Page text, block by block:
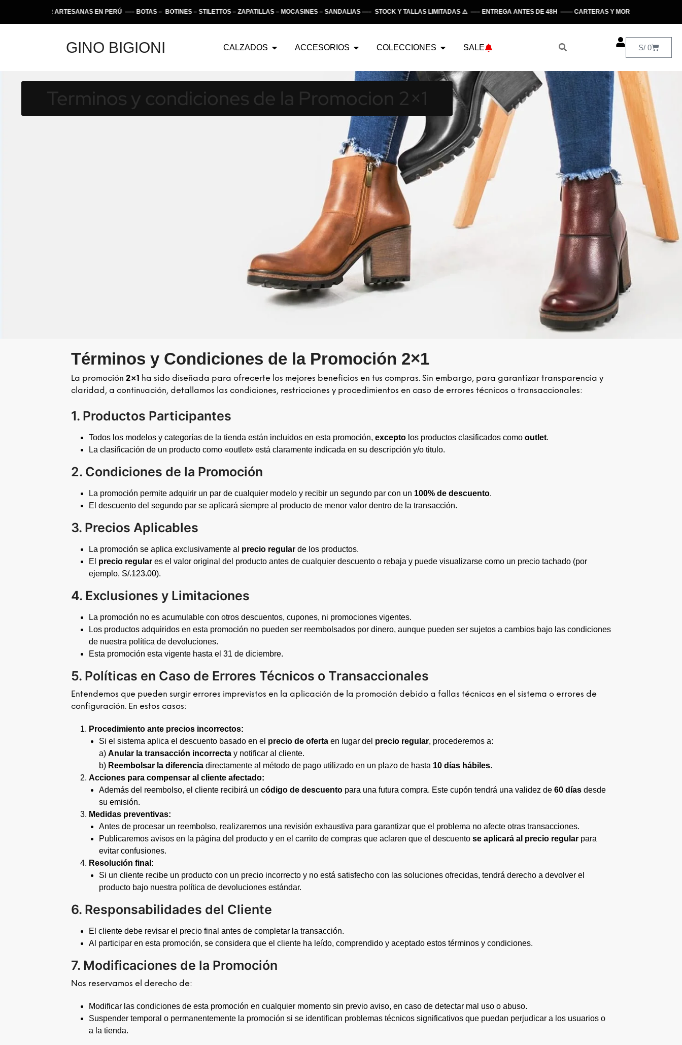
POR ARTESANAS EN PERÚ —– BOTAS – BOTINES – STILETTOS – ZAPATILLAS – MOCASINES – SANDALIAS —– STOCK Y TALLAS LIMITADAS ⚠ —– ENTREGA ANTES DE 48H —— CARTERAS Y MORRALES —— HECHO
GINO BIGIONI CALZADOS ACCESORIOS COLECCIONES SALE S/ 0
Terminos y condiciones de la Promocion 2×1
Términos y Condiciones de la Promoción 2×1
La promoción 2×1 ha sido diseñada para ofrecerte los mejores beneficios en tus compras. Sin embargo, para garantizar transparencia y
claridad, a continuación, detallamos las condiciones, restricciones y procedimientos en caso de errores técnicos o transaccionales:
1. Productos Participantes
Todos los modelos y categorías de la tienda están incluidos en esta promoción, excepto los productos clasificados como outlet.
La clasificación de un producto como «outlet» está claramente indicada en su descripción y/o titulo.
2. Condiciones de la Promoción
La promoción permite adquirir un par de cualquier modelo y recibir un segundo par con un 100% de descuento.
El descuento del segundo par se aplicará siempre al producto de menor valor dentro de la transacción.
3. Precios Aplicables
La promoción se aplica exclusivamente al precio regular de los productos.
El precio regular es el valor original del producto antes de cualquier descuento o rebaja y puede visualizarse como un precio tachado (por
ejemplo, S/.123.00).
4. Exclusiones y Limitaciones
La promoción no es acumulable con otros descuentos, cupones, ni promociones vigentes.
Los productos adquiridos en esta promoción no pueden ser reembolsados por dinero, aunque pueden ser sujetos a cambios bajo las condiciones
de nuestra política de devoluciones.
Esta promoción esta vigente hasta el 31 de diciembre.
5. Políticas en Caso de Errores Técnicos o Transaccionales
Entendemos que pueden surgir errores imprevistos en la aplicación de la promoción debido a fallas técnicas en el sistema o errores de
configuración. En estos casos:
Procedimiento ante precios incorrectos:
Si el sistema aplica el descuento basado en el precio de oferta en lugar del precio regular, procederemos a:
a) Anular la transacción incorrecta y notificar al cliente.
b) Reembolsar la diferencia directamente al método de pago utilizado en un plazo de hasta 10 días hábiles.
Acciones para compensar al cliente afectado:
Además del reembolso, el cliente recibirá un código de descuento para una futura compra. Este cupón tendrá una validez de 60 días desde
su emisión.
Medidas preventivas:
Antes de procesar un reembolso, realizaremos una revisión exhaustiva para garantizar que el problema no afecte otras transacciones.
Publicaremos avisos en la página del producto y en el carrito de compras que aclaren que el descuento se aplicará al precio regular para
evitar confusiones.
Resolución final:
Si un cliente recibe un producto con un precio incorrecto y no está satisfecho con las soluciones ofrecidas, tendrá derecho a devolver el
producto bajo nuestra política de devoluciones estándar.
6. Responsabilidades del Cliente
El cliente debe revisar el precio final antes de completar la transacción.
Al participar en esta promoción, se considera que el cliente ha leído, comprendido y aceptado estos términos y condiciones.
7. Modificaciones de la Promoción
Nos reservamos el derecho de:
Modificar las condiciones de esta promoción en cualquier momento sin previo aviso, en caso de detectar mal uso o abuso.
Suspender temporal o permanentemente la promoción si se identifican problemas técnicos significativos que puedan perjudicar a los usuarios o
a la tienda.